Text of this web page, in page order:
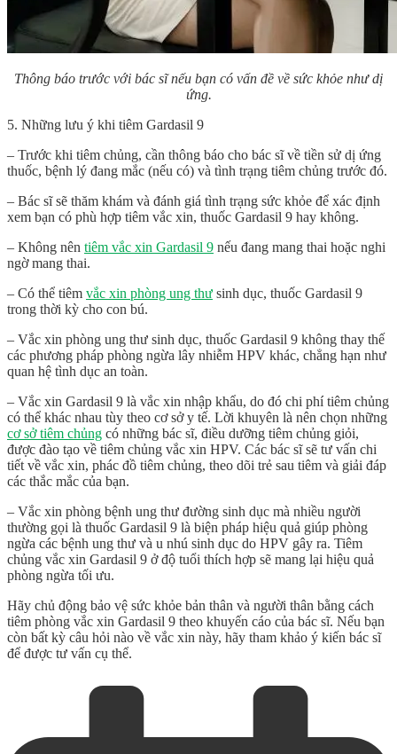
Thông báo trước với bác sĩ nếu bạn có vấn đề về sức khỏe như dị
ứng.
5. Những lưu ý khi tiêm Gardasil 9
– Trước khi tiêm chủng, cần thông báo cho bác sĩ về tiền sử dị ứng
thuốc, bệnh lý đang mắc (nếu có) và tình trạng tiêm chủng trước đó.
– Bác sĩ sẽ thăm khám và đánh giá tình trạng sức khỏe để xác định
xem bạn có phù hợp tiêm vắc xin, thuốc Gardasil 9 hay không.
– Không nên tiêm vắc xin Gardasil 9 nếu đang mang thai hoặc nghi
ngờ mang thai.
– Có thể tiêm vắc xin phòng ung thư sinh dục, thuốc Gardasil 9
trong thời kỳ cho con bú.
– Vắc xin phòng ung thư sinh dục, thuốc Gardasil 9 không thay thế
các phương pháp phòng ngừa lây nhiễm HPV khác, chẳng hạn như
quan hệ tình dục an toàn.
– Vắc xin Gardasil 9 là vắc xin nhập khẩu, do đó chi phí tiêm chủng
có thể khác nhau tùy theo cơ sở y tế. Lời khuyên là nên chọn những
cơ sở tiêm chủng có những bác sĩ, điều dưỡng tiêm chủng giỏi,
được đào tạo về tiêm chủng vắc xin HPV. Các bác sĩ sẽ tư vấn chi
tiết về vắc xin, phác đồ tiêm chủng, theo dõi trẻ sau tiêm và giải đáp
các thắc mắc của bạn.
– Vắc xin phòng bệnh ung thư đường sinh dục mà nhiều người
thường gọi là thuốc Gardasil 9 là biện pháp hiệu quả giúp phòng
ngừa các bệnh ung thư và u nhú sinh dục do HPV gây ra. Tiêm
chủng vắc xin Gardasil 9 ở độ tuổi thích hợp sẽ mang lại hiệu quả
phòng ngừa tối ưu.
Hãy chủ động bảo vệ sức khỏe bản thân và người thân bằng cách
tiêm phòng vắc xin Gardasil 9 theo khuyến cáo của bác sĩ. Nếu bạn
còn bất kỳ câu hỏi nào về vắc xin này, hãy tham khảo ý kiến bác sĩ
để được tư vấn cụ thể.